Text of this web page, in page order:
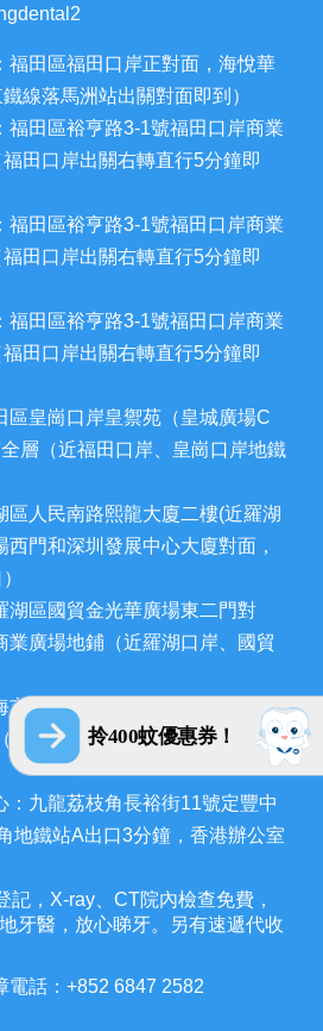
拎400蚊優惠券！
福田區福田口岸正對面，海悅華
線落馬洲站出關對面即到）
福田區裕亨路3-1號福田口岸商業
田口岸出關右轉直行5分鐘即
福田區裕亨路3-1號福田口岸商業
田口岸出關右轉直行5分鐘即
福田區裕亨路3-1號福田口岸商業
田口岸出關右轉直行5分鐘即
區皇崗口岸皇禦苑（皇城廣場C
層（近福田口岸、皇崗口岸地鐵
區人民南路熙龍大廈二樓(近羅湖
西門和深圳發展中心大廈對面，
湖區國貿金光華廣場東二門對
業廣場地鋪（近羅湖口岸、國貿
市香洲區拱北迎賓南路1155號中
近拱北口岸，迎賓百貨廣場對
：九龍荔枝角長裕街11號定豐中
地鐵站A出口3分鐘，香港辦公室
記，X-ray、CT院內檢查免費，
牙醫，放心睇牙。另有速遞代收
電話：+852 6847 2582